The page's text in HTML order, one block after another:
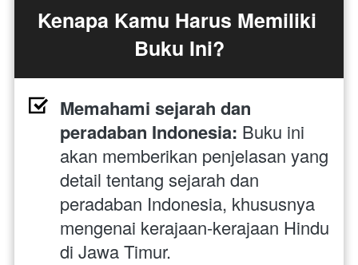
Kenapa Kamu Harus Memiliki
Buku Ini?
Memahami sejarah dan
peradaban Indonesia: Buku ini
akan memberikan penjelasan yang
detail tentang sejarah dan
peradaban Indonesia, khususnya
mengenai kerajaan-kerajaan Hindu
di Jawa Timur.